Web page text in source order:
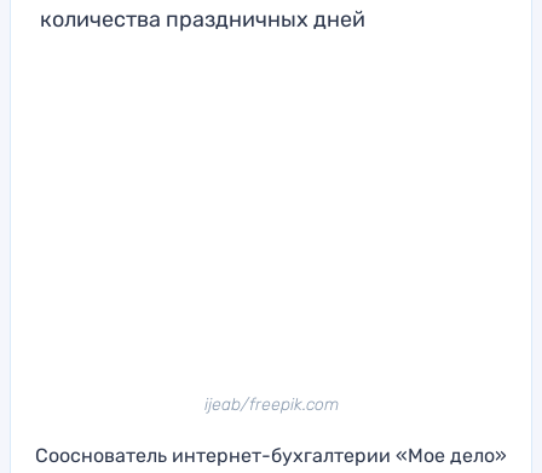
количества праздничных дней
ijeab/freepik.com
Сооснователь интернет-бухгалтерии «Мое дело»